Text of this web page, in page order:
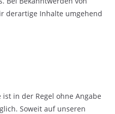
derartige Inhalte umgehend
in der Regel ohne Angabe
Soweit auf unseren